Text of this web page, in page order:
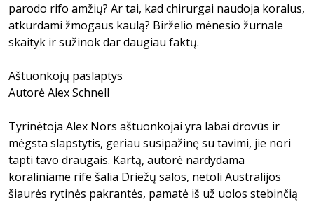
parodo rifo amžių? Ar tai, kad chirurgai naudoja koralus,
atkurdami žmogaus kaulą? Birželio mėnesio žurnale
skaityk ir sužinok dar daugiau faktų.
Aštuonkojų paslaptys
Autorė Alex Schnell
Tyrinėtoja Alex Nors aštuonkojai yra labai drovūs ir
mėgsta slapstytis, geriau susipažinę su tavimi, jie nori
tapti tavo draugais. Kartą, autorė nardydama
koraliniame rife šalia Driežų salos, netoli Australijos
šiaurės rytinės pakrantės, pamatė iš už uolos stebinčią